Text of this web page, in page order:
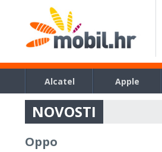
Alcatel Apple
NOVOSTI
Oppo